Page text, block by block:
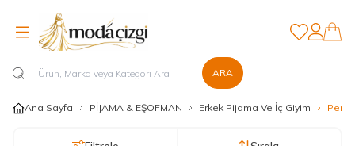
ARA
Hesabım
Favorilerim
Ana Sayfa PİJAMA & EŞOFMAN Erkek Pijama Ve İç Giyim